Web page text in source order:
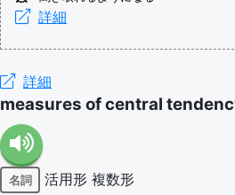
詳細
詳細
measures of central
名詞 活用形 複数形